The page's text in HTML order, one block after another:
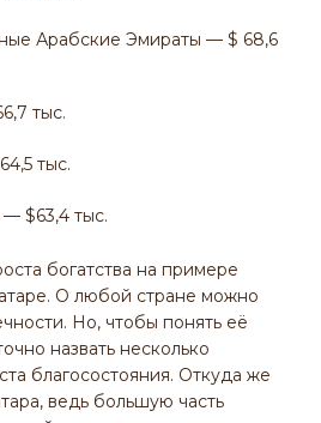
Арабские Эмираты — $ 68,6
тыс.
тыс.
$63,4 тыс.
богатства на примере
О любой стране можно
Но, чтобы понять её
назвать несколько
благосостояния. Откуда же
ведь большую часть